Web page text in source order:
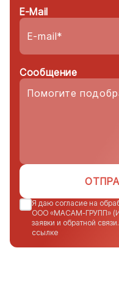
E-Mail
Сообщение
Я даю согласие на
ООО «МАСАМ-ГРУПП»
заявки и обратной
ссылке